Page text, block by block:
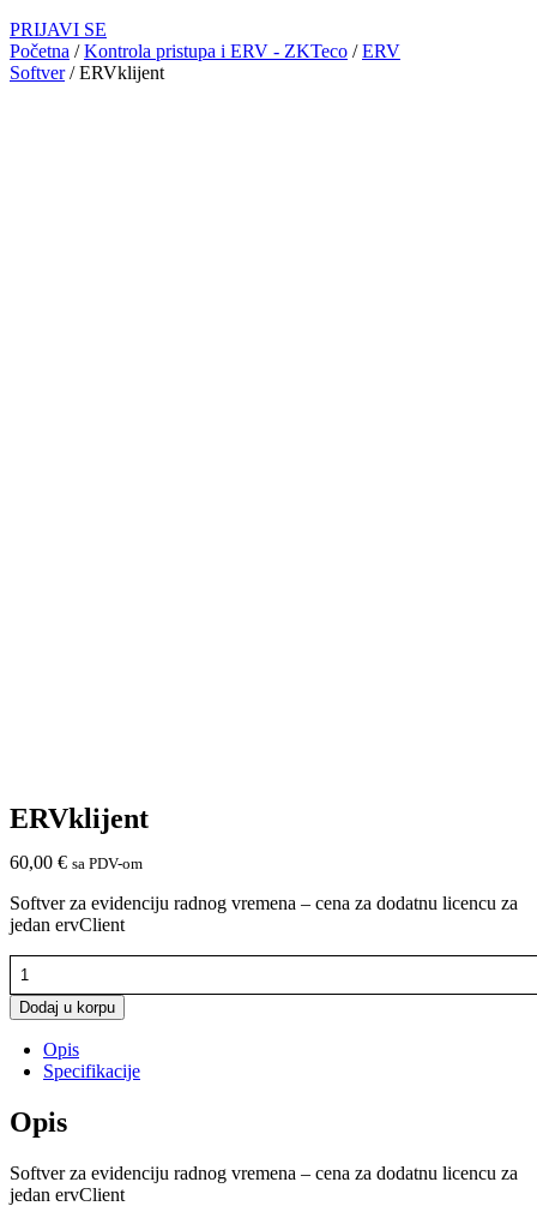
PRIJAVI SE
Početna /Kontrola pristupa i ERV - ZKTeco /ERV
Softver/ ERVklijent
ERVklijent
60,00 € sa PDV-om
Softver za evidenciju radnog vremena – cena za dodatnu licencu za
jedan ervClient
ERVklijent
količina
Dodaj u korpu
Opis
Specifikacije
Opis
Softver za evidenciju radnog vremena – cena za dodatnu licencu za
jedan ervClient